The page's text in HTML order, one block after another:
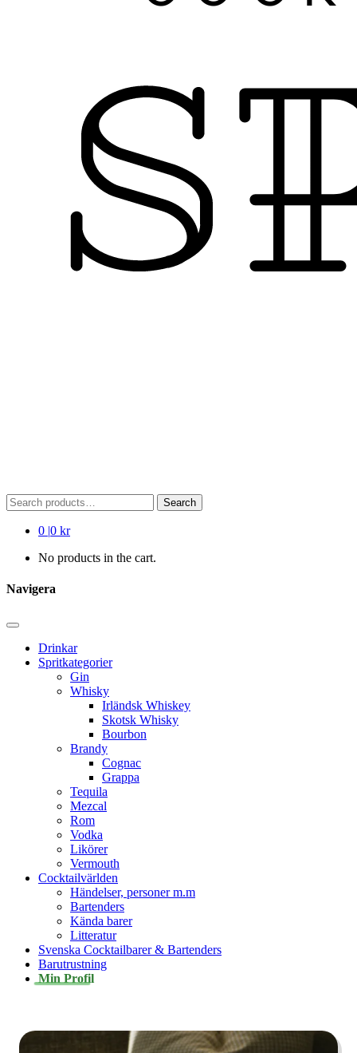
Search
for:
Search
0 |0 kr
No products in the cart.
Navigera
Drinkar
Spritkategorier
Gin
Whisky
Irländsk Whiskey
Skotsk Whisky
Bourbon
Brandy
Cognac
Grappa
Tequila
Mezcal
Rom
Vodka
Likörer
Vermouth
Cocktailvärlden
Händelser, personer m.m
Bartenders
Kända barer
Litteratur
Svenska Cocktailbarer & Bartenders
Barutrustning
Min Profil